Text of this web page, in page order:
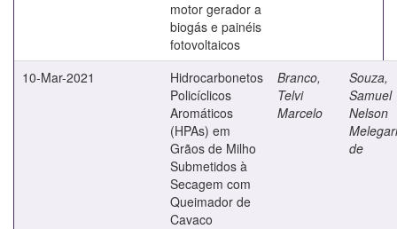
motor gerador a
biogás e painéis
fotovoltaicos
10-Mar-2021
Hidrocarbonetos
Policíclicos
Aromáticos
(HPAs) em
Grãos de Milho
Submetidos à
Secagem com
Queimador de
Cavaco
Branco,
Telvi
Marcelo
Souza,
Samuel
Nelson
Melegari
de